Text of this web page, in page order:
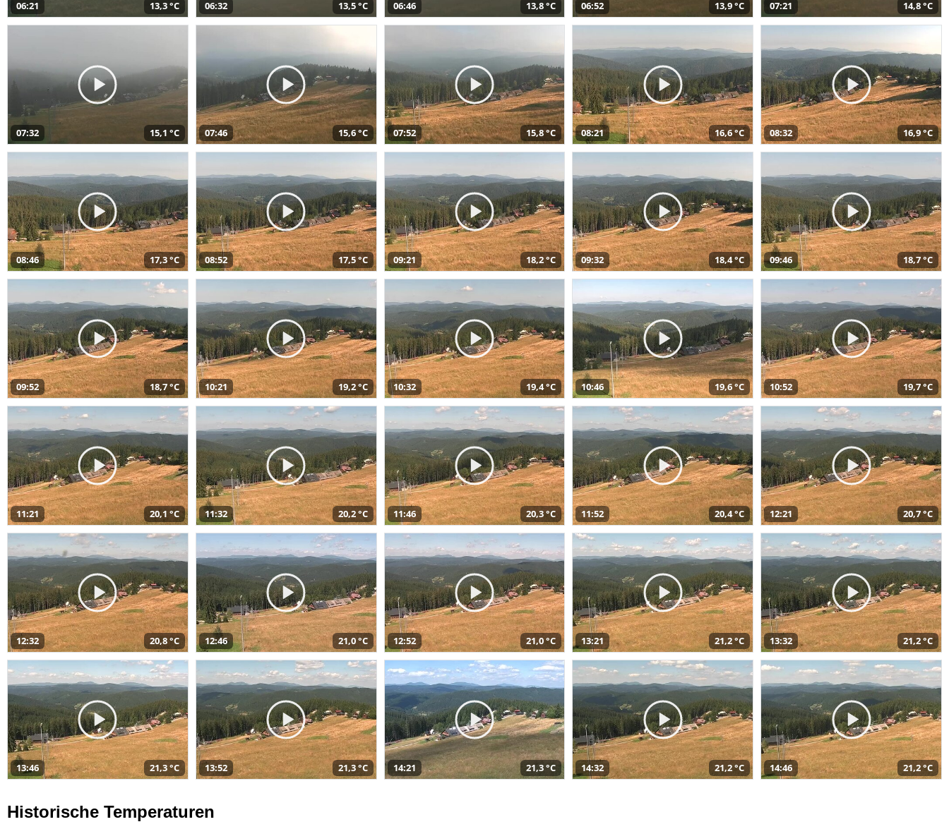
06:21 13,3 °C 06:32 13,5 °C 06:46 13,8 °C 06:52 13,9 °C 07:21 14,8 °C
07:32 15,1 °C 07:46 15,6 °C 07:52 15,8 °C 08:21 16,6 °C 08:32 16,9 °C
08:46 17,3 °C 08:52 17,5 °C 09:21 18,2 °C 09:32 18,4 °C 09:46 18,7 °C
09:52 18,7 °C 10:21 19,2 °C 10:32 19,4 °C 10:46 19,6 °C 10:52 19,7 °C
11:21 20,1 °C 11:32 20,2 °C 11:46 20,3 °C 11:52 20,4 °C 12:21 20,7 °C
12:32 20,8 °C 12:46 21,0 °C 12:52 21,0 °C 13:21 21,2 °C 13:32 21,2 °C
13:46 21,3 °C 13:52 21,3 °C 14:21 21,3 °C 14:32 21,2 °C 14:46 21,2 °C
Historische Temperaturen